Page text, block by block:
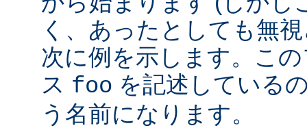
く、あったとしても無
次に例を示します。こ
ス foo を記述している
う名前になります。